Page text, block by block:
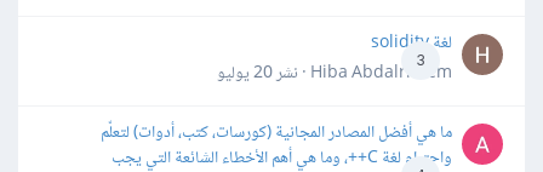
3
لغة solidity
Hiba Abdalrheem · نشر
20 يوليو
ما هي أفضل المصادر المجانية (كورسات، كتب، أدوات) لتعلّم
واحترام لغة C++، وما هي أهم الأخطاء الشائعة التي يجب